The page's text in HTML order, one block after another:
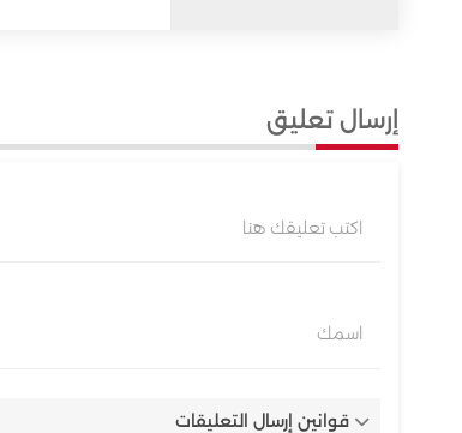
إرسال تعليق
اكتب تعليقك هنا
اسمك
قوانين إرسال التعليقات